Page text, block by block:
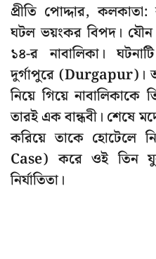
প্রীতি পোদ্দার, কলকাতা:
ঘটল ভয়ংকর বিপদ। যৌন
১৪-র নাবালিকা।
দুর্গাপুরে (Durgapur)।
নিয়ে গিয়ে
তারই এক বান্ধবী। শেষে
করিয়ে তাকে হোটেলে
Case) করে ওই তিন
নির্যাতিতা।